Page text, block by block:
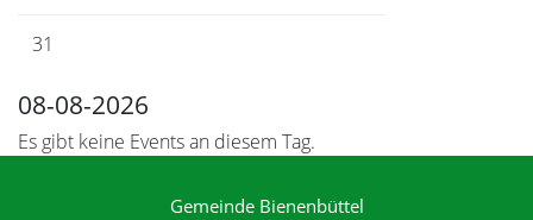
31
08-08-2026
Es gibt keine Events an diesem Tag.
Gemeinde Bienenbüttel